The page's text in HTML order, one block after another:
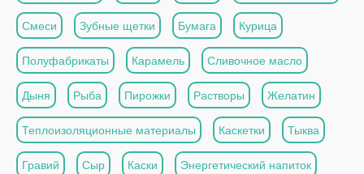
Смеси Зубные щетки Бумага Курица
Полуфабрикаты Карамель Сливочное масло
Дыня Рыба Пирожки Растворы Желатин
Теплоизоляционные материалы Каскетки Тыква
Гравий Сыр Каски Энергетический напиток